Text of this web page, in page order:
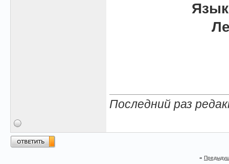
Последний раз
«